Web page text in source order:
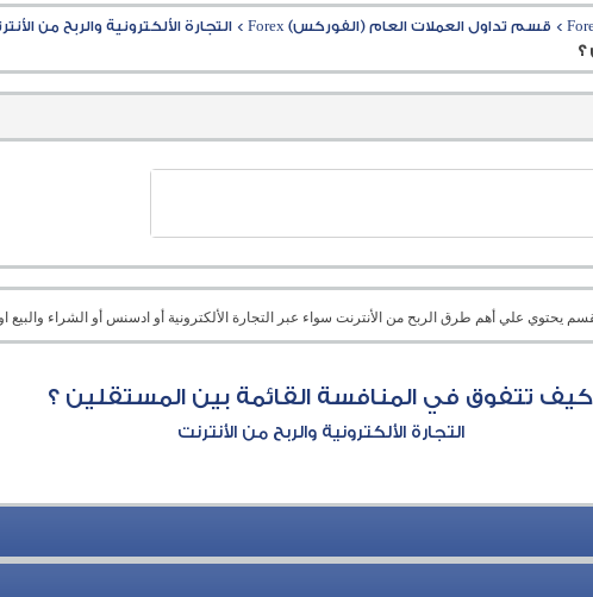
> قسم تداول العملات العام (الفوركس) Forex >التجارة الألكترونية والربح من
؟
يحتوي علي أهم طرق الربح من الأنترنت سواء عبر التجارة الألكترونية أو ادسنس أو الشراء والبيع
كيف تتفوق في المنافسة القائمة بين المستقلين ؟
التجارة الألكترونية والربح من الأنترنت